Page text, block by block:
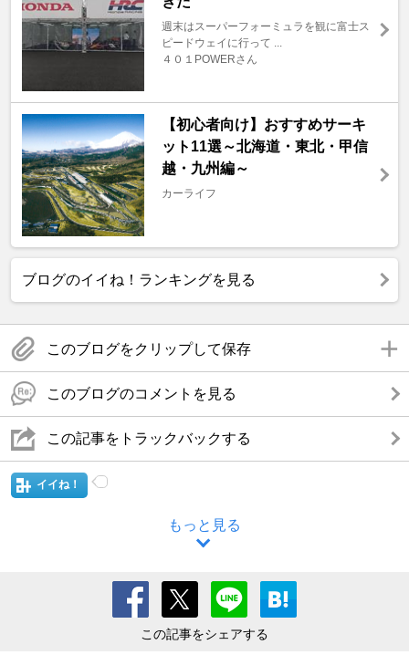
週末はスーパーフォーミュラを観に富士ス
ピードウェイに行って ...
４０１POWERさん
【初心者向け】おすすめサーキ
ット11選～北海道・東北・甲信
越・九州編～
カーライフ
ブログのイイね！ランキングを見る
このブログをクリップして保存
このブログのコメントを見る
この記事をトラックバックする
イイね！
もっと見る
この記事をシェアする